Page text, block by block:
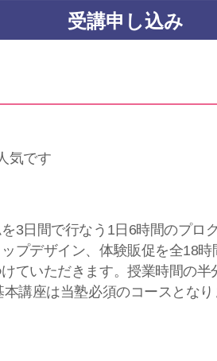
気です
3日間で行なう1日6時間のプロ
プデザイン、体験販促を全18
ていただきます。授業時間の
本講座は当塾必須のコースとな